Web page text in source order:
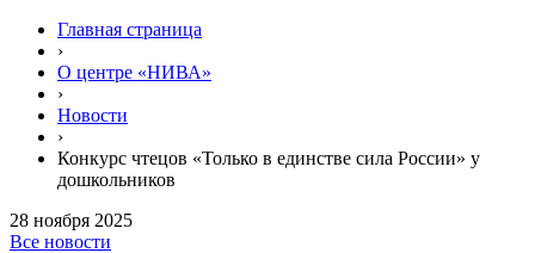
Главная страница
›
О центре «НИВА»
›
Новости
›
Конкурс чтецов «Только в единстве сила России» у
дошкольников
28 ноября 2025
Все новости